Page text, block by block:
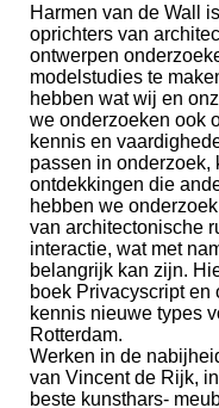
Harmen van de Wall
oprichters van
ontwerpen
modelstudies te
hebben wat wij en
we onderzoeken ook
kennis en
passen in onderzoek,
ontdekkingen die
hebben we
van architectonische
interactie, wat met
belangrijk kan zijn.
boek Privacyscript en
kennis nieuwe types
Rotterdam.
Werken in de
van Vincent de Rijk,
beste kunsthars-